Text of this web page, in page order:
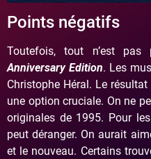
Points négatifs
Toutefois, tout n’est pas
Anniversary Edition. Les
Christophe Héral. Le
une option cruciale. On ne
originales de 1995. Pour
peut déranger. On aurait
et le nouveau. Certains